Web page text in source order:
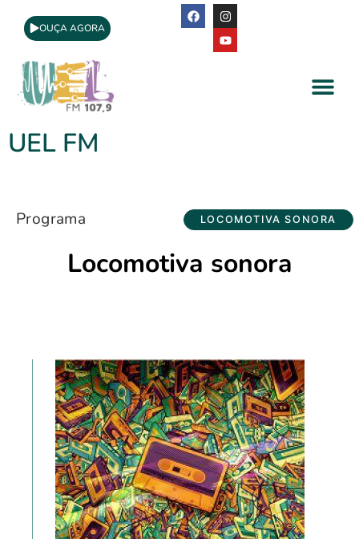
OUÇA AGORA
UEL FM
Programa LOCOMOTIVA SONORA
Locomotiva sonora